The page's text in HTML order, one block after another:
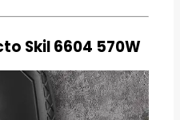
Skil 6604 570W